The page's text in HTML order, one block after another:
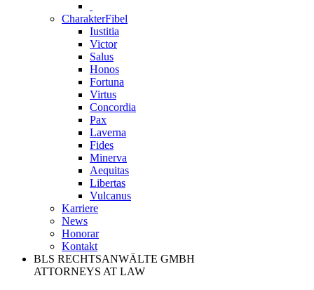
CharakterFibel
Iustitia
Victor
Salus
Honos
Fortuna
Virtus
Concordia
Pax
Laverna
Fides
Minerva
Aequitas
Libertas
Vulcanus
Karriere
News
Honorar
Kontakt
BLS RECHTSANWÄLTE GMBH
ATTORNEYS AT LAW